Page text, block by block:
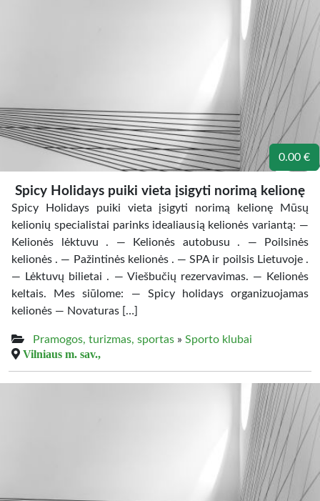
0.00 €
Spicy Holidays puiki vieta įsigyti norimą kelionę
Spicy Holidays puiki vieta įsigyti norimą kelionę Mūsų
kelionių specialistai parinks idealiausią kelionės variantą: —
Kelionės lėktuvu . — Kelionės autobusu . — Poilsinės
kelionės . — Pažintinės kelionės . — SPA ir poilsis Lietuvoje .
— Lėktuvų bilietai . — Viešbučių rezervavimas. — Kelionės
keltais. Mes siūlome: — Spicy holidays organizuojamas
kelionės — Novaturas […]
Pramogos, turizmas, sportas » Sporto klubai
Vilniaus m. sav.,